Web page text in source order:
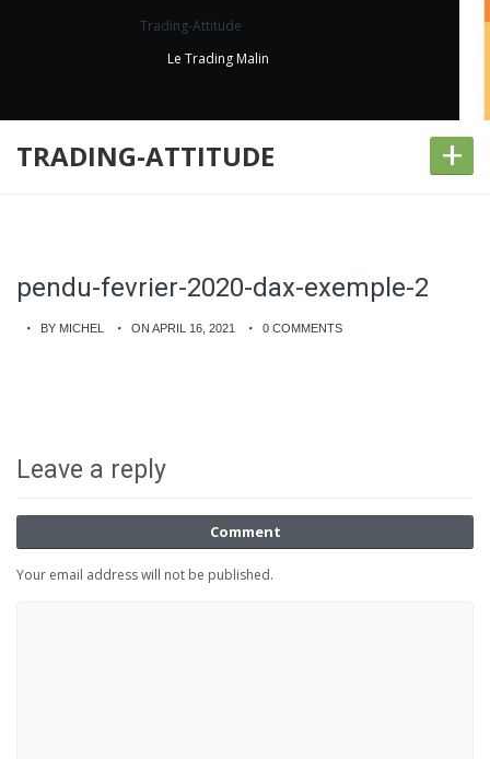
Trading-Attitude
Le Trading Malin
TRADING-ATTITUDE +
pendu-fevrier-2020-dax-exemple-2
BY MICHEL ON APRIL 16, 2021 0 COMMENTS
Leave a reply
Comment
Your email address will not be published.